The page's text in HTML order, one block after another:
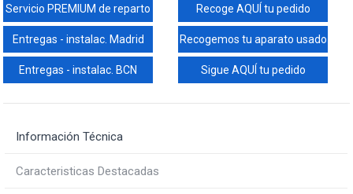
Servicio PREMIUM de reparto Recoge AQUÍ tu pedido
Entregas - instalac. Madrid Recogemos tu aparato usado
Entregas - instalac. BCN Sigue AQUÍ tu pedido
Información Técnica
Caracteristicas Destacadas